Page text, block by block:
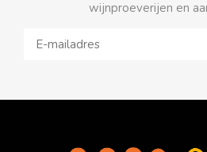
wijnproeverijen en